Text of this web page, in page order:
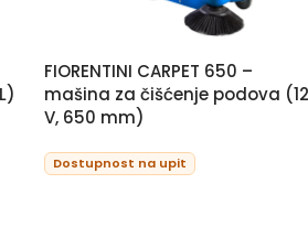
FIORENTINI CARPET 650 –
mašina za čišćenje podova (12
V, 650 mm)
Dostupnost na upit